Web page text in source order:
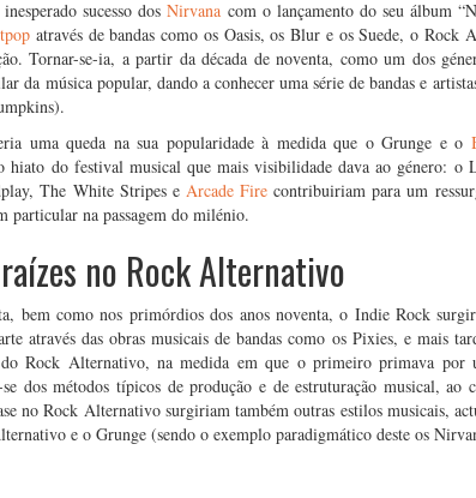
sucesso dosNirvana com o lançamento do seu álbum
através de bandas como os Oasis, os Blur e os Suede, o Rock
Tornar-se-ia, a partir da década de noventa, como um dos
da música popular, dando a conhecer uma série de bandas e
uma queda na sua popularidade à medida que o Grunge e o
hiato do festival musical que mais visibilidade dava ao género: o
The White Stripes e Arcade Fire contribuiriam para um
particular na passagem do milénio.
no Rock Alternativo
bem como nos primórdios dos anos noventa, o Indie Rock
através das obras musicais de bandas como os Pixies, e mais
Rock Alternativo, na medida em que o primeiro primava por
dos métodos típicos de produção e de estruturação musical, ao
no Rock Alternativo surgiriam também outras estilos musicais,
e o Grunge (sendo o exemplo paradigmático deste os